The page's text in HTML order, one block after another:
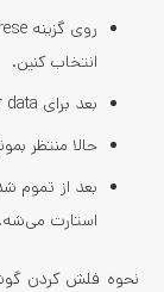
انتخاب کنین.
بعد برای Delete all user data گزینه Yes رو انتخاب کنین.
حالا منتظر
بعد از تموم
استارت می‌شه.
نحوه فلش كردن